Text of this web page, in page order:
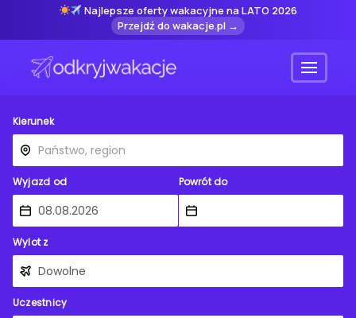
Najlepsze oferty wakacyjne na LATO 2026
Przejdź do wakacje.pl →
Menu
Kierunek
Wyjazd od Powrót do
Wylot z
Uczestnicy